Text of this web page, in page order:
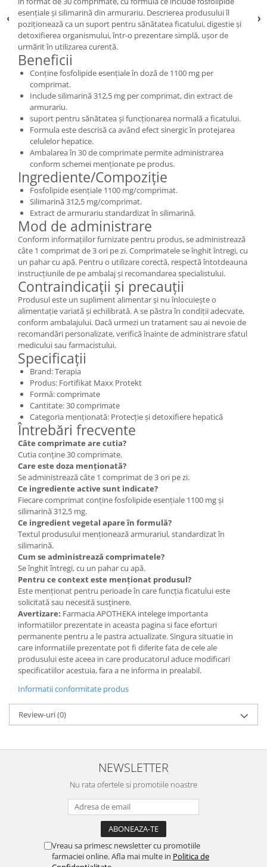
esențiale și silimarină din armurariu. Descrierea produsului îl
poziționează ca un suport pentru sănătatea ficatului, digestie și
detoxifierea organismului, într-o prezentare simplă, ușor de
urmărit în utilizarea curentă.
Beneficii
Conține fosfolipide esențiale în doză de 1100 mg per
comprimat.
Include silimarină 312,5 mg per comprimat, din extract de
armurariu.
suport pentru sănătatea și funcționarea normală a ficatului.
Formula este descrisă ca având efect sinergic în protejarea
celulelor hepatice.
Ambalarea în 30 de comprimate permite administrarea
conform schemei menționate pe produs.
Ingrediente/Compoziție
Fosfolipide esențiale 1100 mg/comprimat.
Silimarină 312,5 mg/comprimat.
Extract de armurariu standardizat în silimarină.
Mod de administrare
Conform informațiilor furnizate pentru produs, se administrează
câte 1 comprimat de 3 ori pe zi. Comprimatele se înghit întregi, cu
un pahar cu apă. Pentru o utilizare corectă, respectă întotdeauna
instrucțiunile de pe ambalaj și recomandarea specialistului.
Contraindicații și precauții
Produsul este un supliment alimentar și nu înlocuiește o
alimentație variată și echilibrată. A se păstra în condiții adecvate,
conform ambalajului. Dacă urmezi un tratament sau ai nevoie de
recomandări personalizate, verifică înainte de administrare sfatul
medicului sau farmacistului.
Specificații
Brand: Terapia
Produs: Fortifikat Maxx Protekt
Formă: comprimate
Cantitate: 30 comprimate
Categoria menționată: Protecție și detoxifiere hepatică
Întrebări frecvente
Câte comprimate are cutia?
Cutia conține 30 comprimate.
Care este doza menționată?
Se administrează câte 1 comprimat de 3 ori pe zi.
Ce ingrediente active sunt indicate?
Fiecare comprimat conține fosfolipide esențiale 1100 mg și
silimarină 312,5 mg.
Ce ingredient vegetal apare în formulă?
Textul produsului menționează armurariul, standardizat în
silimarină.
Cum se administrează comprimatele?
Se înghit întregi, cu un pahar cu apă.
Pentru ce context este menționat produsul?
Este menționat pentru perioade în care funcția ficatului este
solicitată sau necesită susținere.
Avertizare: Farmacia APOTHEKA intelege importanta
informatiilor prezentate in aceasta pagina si face eforturi
permanente pentru a le pastra actualizate. Singura situatie in
care informatiile prezentate pot fi diferite fata de cele ale
produsului este aceea in care producatorul aduce modificari
specificatiilor acestuia, fara a ne informa in prealabil.
Informatii conformitate produs
Review-uri(0)
NEWSLETTER
Nu rata ofertele si promotiile noastre
Vreau sa primesc newsletter cu promotiile
farmaciei online. Afla mai multe in Politica de